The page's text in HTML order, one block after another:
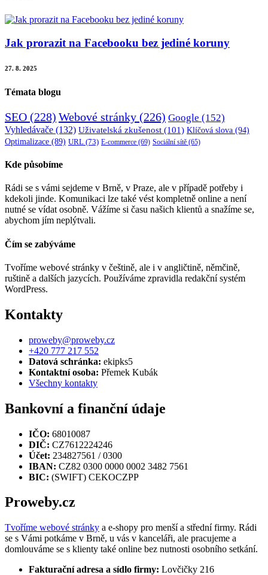
Jak prorazit na Facebooku bez jediné koruny
27. 8. 2025
Témata blogu
SEO (228) Webové stránky (226) Google (152)
Vyhledávače (132) Uživatelská zkušenost (101) Klíčová slova (94)
Optimalizace (89) URL (73) E-commerce (69) Sociální sítě (65)
Kde působíme
Rádi se s vámi sejdeme v Brně, v Praze, ale v případě potřeby i
kdekoli jinde. Komunikaci lze také vést kompletně online a není
nutné se vídat osobně. Vážíme si času našich klientů a snažíme se,
abychom jím neplýtvali.
Čím se zabýváme
Tvoříme webové stránky v češtině, ale i v angličtině, němčině,
ruštině a dalších jazycích. Používáme zpravidla redakční systém
WordPress.
Kontakty
proweby@proweby.cz
+420 777 217 552
Datová schránka: ekipks5
Kontaktní osoba: Přemek Kubák
Všechny kontakty
Bankovní a finanční údaje
IČO: 68010087
DIČ: CZ7612224246
Účet: 234827561 / 0300
IBAN: CZ82 0300 0000 0002 3482 7561
BIC: (SWIFT) CEKOCZPP
Proweby.cz
Tvoříme webové stránky a e-shopy pro menší a střední firmy. Rádi
se s Vámi potkáme v Brně, u vás v kanceláři, ale pracujeme a
domlouváme se s klienty také online bez nutnosti osobního setkání.
Fakturační adresa a sídlo firmy: Lovčičky 216